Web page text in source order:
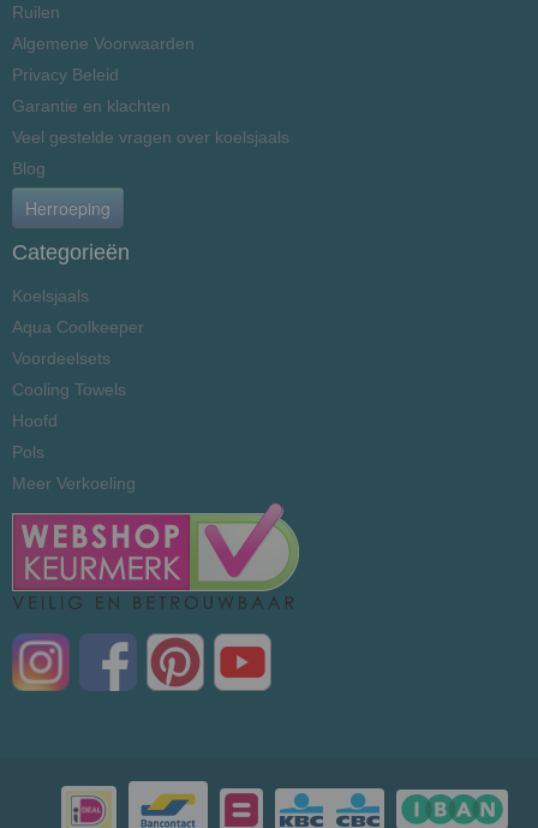
Ruilen
Algemene Voorwaarden
Privacy Beleid
Garantie en klachten
Veel gestelde vragen over koelsjaals
Blog
Herroeping
Categorieën
Koelsjaals
Aqua Coolkeeper
Voordeelsets
Cooling Towels
Hoofd
Pols
Meer Verkoeling